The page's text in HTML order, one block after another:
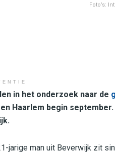
Foto’s:
in het onderzoek naar de
Haarlem begin
jarige man uit Beverwijk zit